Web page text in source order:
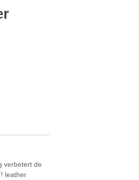
verbetert de
leather